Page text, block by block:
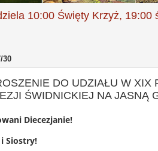
10:00 Święty Krzyż,
30
DO UDZIAŁU W XIX
ŚWIDNICKIEJ NA JASNĄ
Diecezjanie!
i Siostry!